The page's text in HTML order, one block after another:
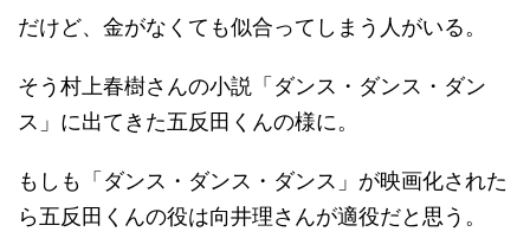
だけど、金がなくても似合ってしまう人がいる。
そう村上春樹さんの小説「ダンス・ダンス・ダン
ス」に出てきた五反田くんの様に。
もしも「ダンス・ダンス・ダンス」が映画化された
ら五反田くんの役は向井理さんが適役だと思う。